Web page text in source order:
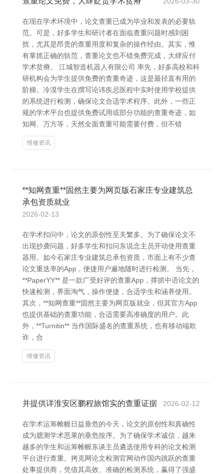
在现在学术环境中，论文查重已成为毕业和发表的必要轨
范。可是，好多学生和研讨者在面临查重问题时感到困
扰，尤其是昂贵的查重用度和复杂的操作经由。其实，惟
有掌抓正确的轨范，查重论文也不错免费完成，大肆应付
学术贫瘠。 江城智造机器人有限公司 率先，好多高校和科
研机构会为学生提供免费的查重奇迹，这是最径直有用的
阶梯。冷漠学生在撰写论讳疾忌医程中实时使用学校提供
的系统进行检测，确保论文合适学术程序。此外，一些正
规的学术平台也提供免费试用或部分功能的查重奇迹，如
知网、万方等，天然全面查重可能需要付费，但不错
维修资讯
**知网查重**固然主要为网页版石家庄专业建筑总
承包资质就业
2026-02-13
在学术扣问中，论文的原创性至关繁多。为了确保论文不
出现抄袭问题，好多学生和扣问东说念主员开动使用查重
器用。如今石家庄专业建筑总承包资质，市面上有不少查
论文重迭率的App，便捷用户遍地随时进行检测。 当先，
**PaperYY** 是一款广受好评的查重App，撑抓中语论文的
快速检测，界面淘气，操作便捷，合适学生和涵养使用。
其次，**知网查重**固然主要为网页版就业，但其官方App
也提供基础的查重功能，合适需要高准确度的用户。此
外，**Turnitin** 当作国际盛名的查重系统，也有移动端欺
诈，合
维修资讯
并提供详淮安区鹏程旅馆实的查重证据 2026-02-12
在学术运筹帷幄日益垂危的今天，论文的原创性和真确性
成为臆测学术恶果的垂危按序。为了确保学术诚信，越来
越多的学生和运筹帷幄东谈主员遴选使用专科的论文检测
平台进行查重。拷克网论文检测官网动作国内跳跃的查重
处事提供商，凭借其高效、准确的检测系统，赢得了强盛